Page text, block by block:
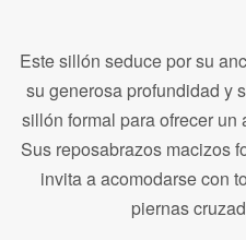
Este sillón seduce por su
su generosa profundidad y
sillón formal para ofrecer
Sus reposabrazos macizos
invita a acomodarse con
piernas